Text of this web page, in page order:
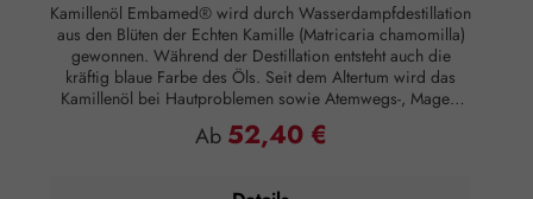
Kamillenöl Embamed® wird durch Wasserdampfdestillation
aus den Blüten der Echten Kamille (Matricaria chamomilla)
gewonnen. Während der Destillation entsteht auch die
kräftig blaue Farbe des Öls. Seit dem Altertum wird das
Kamillenöl bei Hautproblemen sowie Atemwegs-, Magen-
und Darmbeschwerden eingesetzt. Duftnote: Herznote
Duftprofil: Süß, krautig Duftwirkung: EntspannendRegulärer Preis:
Ab 52,40 €